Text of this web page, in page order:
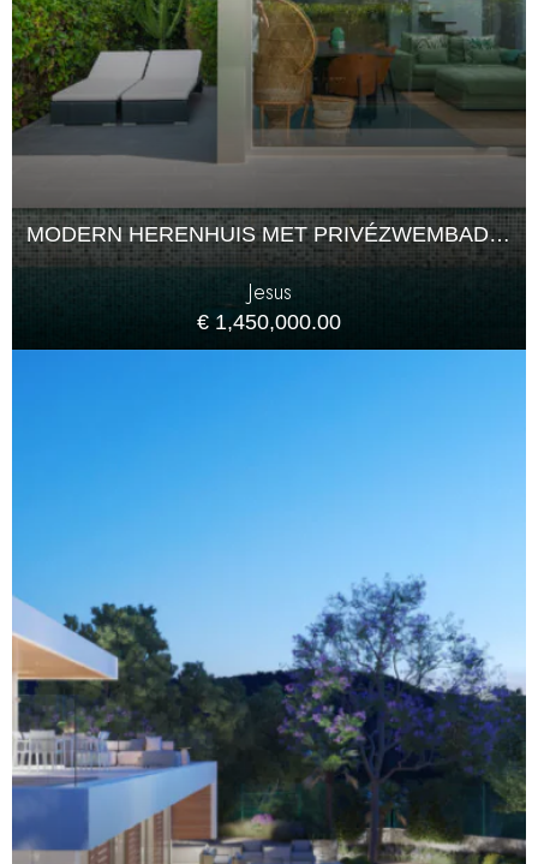
MODERN HERENHUIS MET PRIVÉZWEMBAD EN UITZICHT OP DALT VILA
Jesus
€ 1,450,000.00